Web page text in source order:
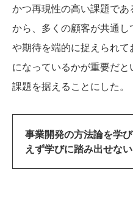
かつ再現性の高い課題で
から、多くの顧客が共通
や期待を端的に捉えられ
になっているかが重要だ
課題を据えることにした。
事業開発の方法論を学
えず学びに踏み出せない